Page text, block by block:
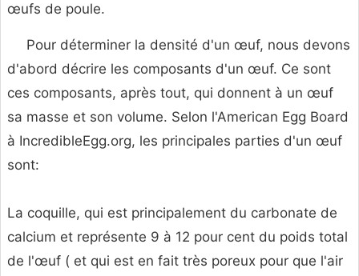
œufs de poule.
Pour déterminer la densité d'un œuf, nous devons
d'abord décrire les composants d'un œuf. Ce sont
ces composants, après tout, qui donnent à un œuf
sa masse et son volume. Selon l'American Egg Board
à IncredibleEgg.org, les principales parties d'un œuf
sont:
La coquille, qui est principalement du carbonate de
calcium et représente 9 à 12 pour cent du poids total
de l'œuf ( et qui est en fait très poreux pour que l'air